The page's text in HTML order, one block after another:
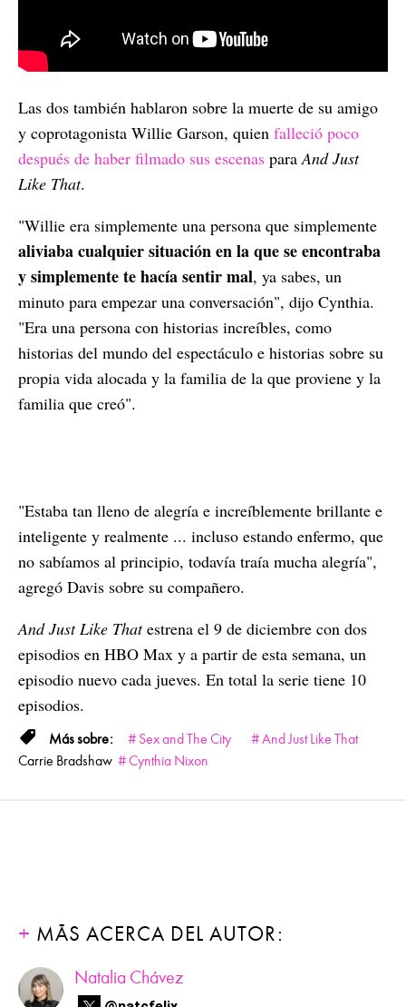
Las dos también hablaron sobre la muerte de su amigo
y coprotagonista Willie Garson, quien falleció poco
después de haber filmado sus escenas paraAnd Just
Like That.
"Willie era simplemente una persona que simplemente
aliviaba cualquier situación en la que se encontraba
y simplemente te hacía sentir mal, ya sabes, un
minuto para empezar una conversación", dijo Cynthia.
"Era una persona con historias increíbles, como
historias del mundo del espectáculo e historias sobre su
propia vida alocada y la familia de la que proviene y la
familia que creó".
"Estaba tan lleno de alegría e increíblemente brillante e
inteligente y realmente ... incluso estando enfermo, que
no sabíamos al principio, todavía traía mucha alegría",
agregó Davis sobre su compañero.
And Just Like Thatestrena el 9 de diciembre con dos
episodios en HBO Max y a partir de esta semana, un
episodio nuevo cada jueves. En total la serie tiene 10
episodios.
Sex and The City
And Just Like That
Carrie Bradshaw
Cynthia Nixon
MÁS ACERCA DEL AUTOR:
Natalia Chávez